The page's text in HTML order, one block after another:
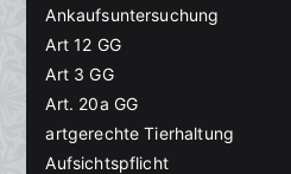
Ankaufsuntersuchung
Art 12 GG
Art 3 GG
Art. 20a GG
artgerechte Tierhaltung
Aufsichtspflicht